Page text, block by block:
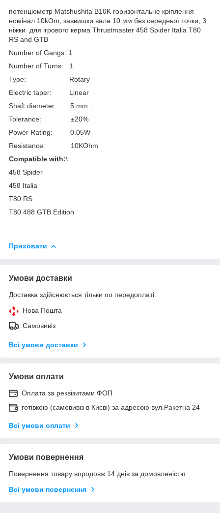
потенціометр Matshushita B10K горизонтальне кріплення
номінал 10kOm, заввишки вала 10 мм без середньої точки, 3
ніжки для ігрового керма Thrustmaster 458 Spider Italia T80
RS and GTB
Number of Gangs: 1
Number of Turns: 1
Type: Rotary
Electric taper: Linear
Shaft diameter: 5 mm ,
Tolerance: ±20%
Power Rating: 0.05W
Resistance: 10KOhm
Compatible with:\
458 Spider
458 Italia
T80 RS
T80 488 GTB Edition
Приховати
Умови доставки
Доставка здійснюється тільки по передоплаті.
Нова Пошта
Самовивіз
Всі умови доставки
Умови оплати
Оплата за реквізитами ФОП
готівкою (самовивіз в Києві) за адресою вул.Ракетна 24
Всі умови оплати
Умови повернення
Повернення товару впродовж 14 днів за домовленістю
Всі умови повернення